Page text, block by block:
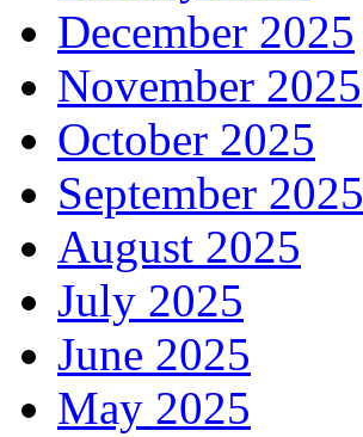
December 2025
November 2025
October 2025
September 2025
August 2025
July 2025
June 2025
May 2025